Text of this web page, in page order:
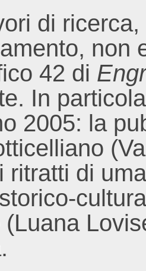
di
non
42 di
In
2005: la
ritratti di